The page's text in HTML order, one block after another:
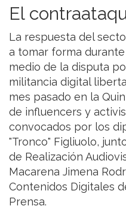
El
La respuesta del
a tomar forma durante
medio de la disputa
militancia digital
mes pasado en la
de influencers y
convocados por los
"Tronco" Figliuolo,
de Realización
Macarena Jimena
Contenidos Digitales
Prensa.